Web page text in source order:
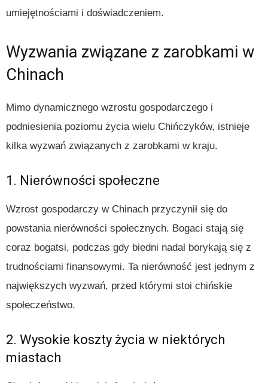
umiejętnościami i doświadczeniem.
Wyzwania związane z zarobkami w
Chinach
Mimo dynamicznego wzrostu gospodarczego i
podniesienia poziomu życia wielu Chińczyków, istnieje
kilka wyzwań związanych z zarobkami w kraju.
1. Nierówności społeczne
Wzrost gospodarczy w Chinach przyczynił się do
powstania nierówności społecznych. Bogaci stają się
coraz bogatsi, podczas gdy biedni nadal borykają się z
trudnościami finansowymi. Ta nierówność jest jednym z
największych wyzwań, przed którymi stoi chińskie
społeczeństwo.
2. Wysokie koszty życia w niektórych
miastach